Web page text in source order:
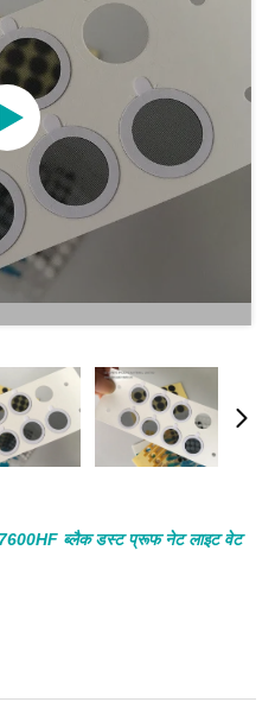
7600HF ब्लैक डस्ट प्रूफ नेट लाइट वेट